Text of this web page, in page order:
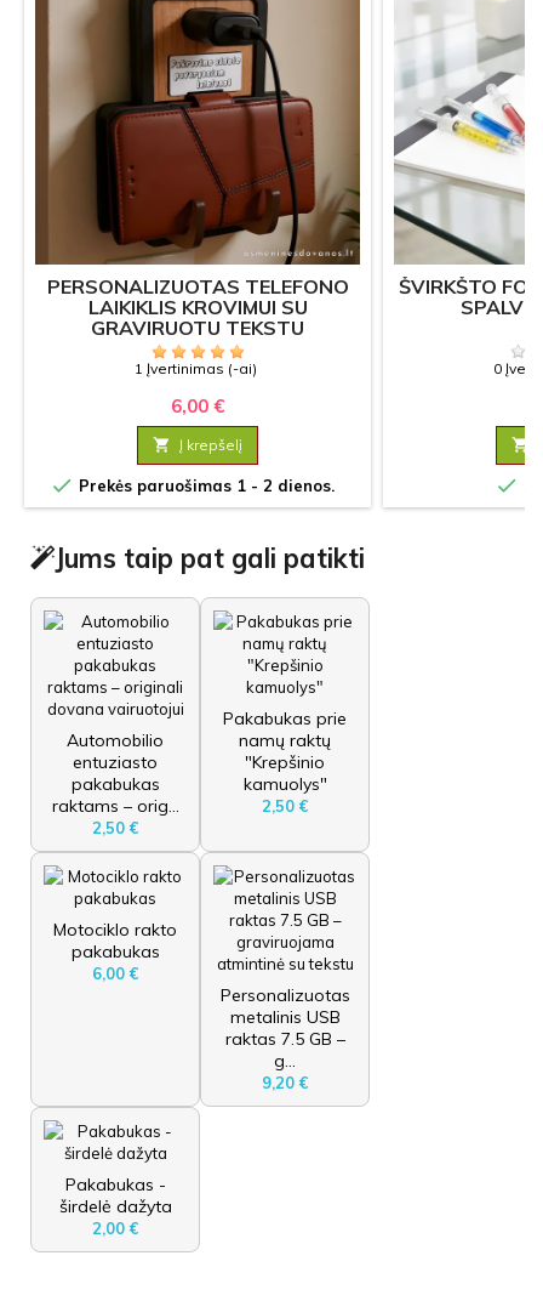
PERSONALIZUOTAS TELEFONO
LAIKIKLIS KROVIMUI SU
GRAVIRUOTU TEKSTU
1 Įvertinimas (-ai)
6,00 €
 Į krepšelį
 Prekės paruošimas 1 - 2 dienos.
ŠVIRKŠTO
0


Jums taip pat gali patikti
Automobilio
entuziasto
pakabukas
raktams – orig...
2,50 €
Pakabukas prie
namų raktų
"Krepšinio
kamuolys"
2,50 €
Motociklo rakto
pakabukas
6,00 €
Personalizuotas
metalinis USB
raktas 7.5 GB –
g...
9,20 €
Pakabukas -
širdelė dažyta
2,00 €